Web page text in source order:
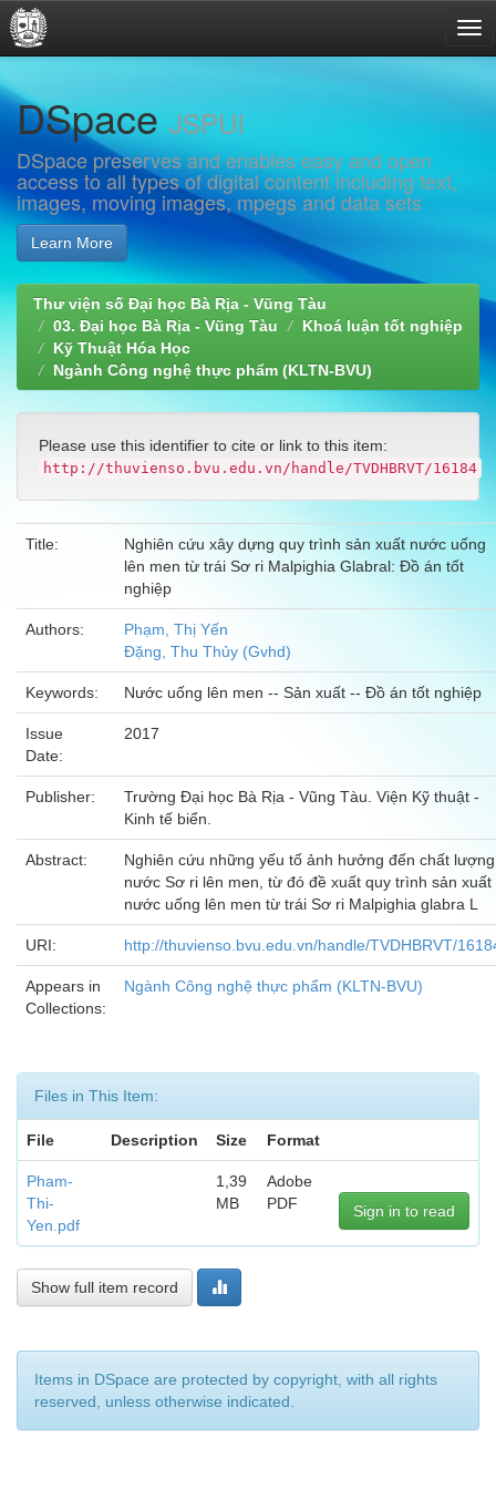
Skip
navigation
DSpaceJSPUI
DSpace preserves and enables easy and open
access to all types of digital content including text,
images, moving images, mpegs and data sets
Learn More
Thư viện số Đại học Bà Rịa - Vũng Tàu
03. Đại học Bà Rịa - Vũng Tàu
Khoá luận tốt nghiệp
Kỹ Thuật Hóa Học
Ngành Công nghệ thực phẩm (KLTN-BVU)
Please use this identifier to cite or link to this item:
http://thuvienso.bvu.edu.vn/handle/TVDHBRVT/16184
Title:
Nghiên cứu xây dựng quy trình sản xuất nước uống
lên men từ trái Sơ ri Malpighia Glabral: Đồ án tốt
nghiệp
Authors:
Phạm, Thị Yến
Đặng, Thu Thủy (Gvhd)
Keywords: Nước uống lên men -- Sản xuất -- Đồ án tốt nghiệp
Issue
Date:
2017
Publisher:
Trường Đại học Bà Rịa - Vũng Tàu. Viện Kỹ thuật -
Kinh tế biển.
Abstract:
Nghiên cứu những yếu tố ảnh hưởng đến chất lượng
nước Sơ ri lên men, từ đó đề xuất quy trình sản xuất
nước uống lên men từ trái Sơ ri Malpighia glabra L
URI: http://thuvienso.bvu.edu.vn/handle/TVDHBRVT/
Appears in
Collections:
Ngành Công nghệ thực phẩm (KLTN-BVU)
Files in This Item:
File Description Size Format
Pham-
Thi-
Yen.pdf
1,39
MB
Adobe
PDF
Sign in to read
Show full item record
Items in DSpace are protected by copyright, with all rights
reserved, unless otherwise indicated.